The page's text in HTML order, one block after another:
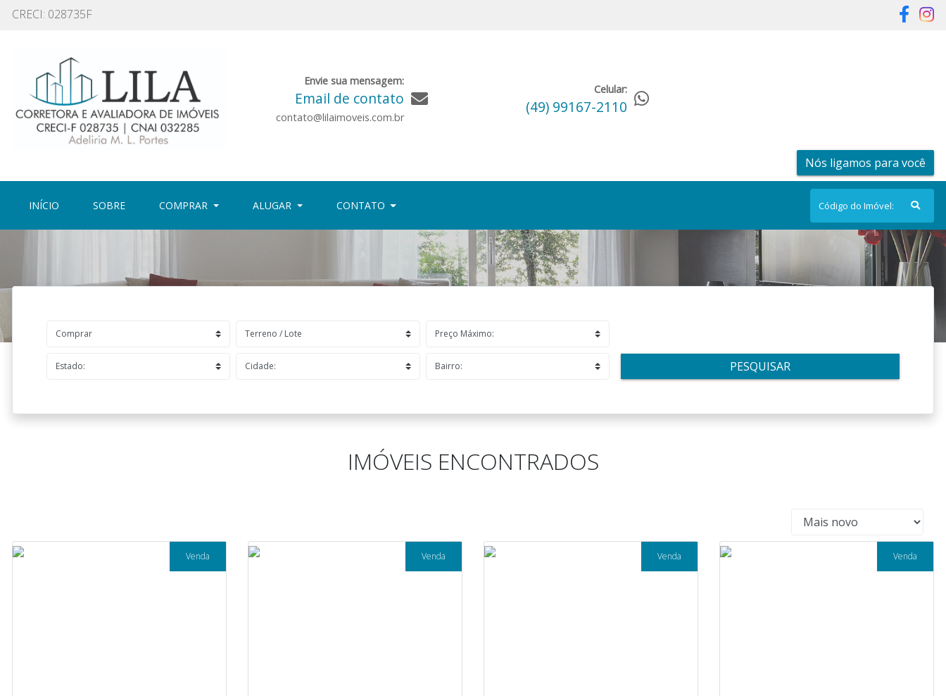
CRECI: 028735F
Envie sua mensagem:
Email de contato
contato@lilaimoveis.com.br
Celular:
(49) 99167-2110
Nós ligamos para você
INÍCIO (CURRENT)SOBRE(CURRENT)COMPRAR ALUGAR CONTATO
PESQUISAR
IMÓVEIS ENCONTRADOS
Venda Venda Venda Venda